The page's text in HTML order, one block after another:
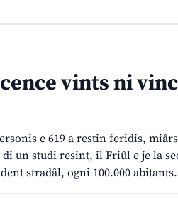
vints ni
e 619 a restin feridis,
un studi resint, il Friûl e je la
stradâl, ogni 100.000